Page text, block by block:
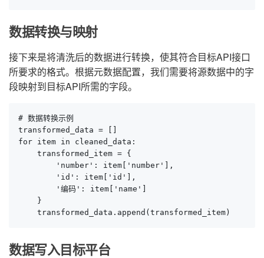
数据转换与映射
接下来是将清洗后的数据进行转换，使其符合目标API接口
所要求的格式。根据元数据配置，我们需要将源数据中的字
段映射到目标API所需的字段。
# 数据转换示例
transformed_data = []
for item in cleaned_data:
    transformed_item = {
        'number': item['number'],
        'id': item['id'],
        '编码': item['name']
    }
    transformed_data.append(transformed_item)
数据写入目标平台